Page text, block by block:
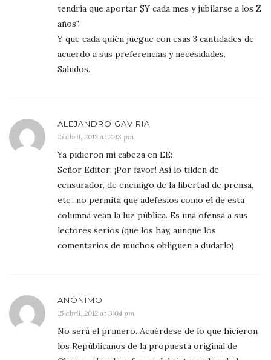
tendría que aportar $Y cada mes y jubilarse a los Z
años".
Y que cada quién juegue con esas 3 cantidades de
acuerdo a sus preferencias y necesidades.
Saludos.
ALEJANDRO GAVIRIA
15 abril, 2012 at 2:43 pm
Ya pidieron mi cabeza en EE:
Señor Editor: ¡Por favor! Así lo tilden de
censurador, de enemigo de la libertad de prensa,
etc., no permita que adefesios como el de esta
columna vean la luz pública. Es una ofensa a sus
lectores serios (que los hay, aunque los
comentarios de muchos obliguen a dudarlo).
ANÓNIMO
15 abril, 2012 at 3:04 pm
No será el primero. Acuérdese de lo que hicieron
los Repúblicanos de la propuesta original de